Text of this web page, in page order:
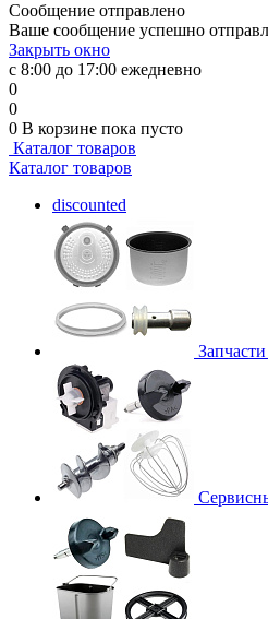
Сообщение отправлено
Ваше сообщение успешно
Закрыть окно
с 8:00 до 17:00 ежедневно
0
0
0 В корзине пока пусто
Каталог товаров
Каталог товаров
discounted